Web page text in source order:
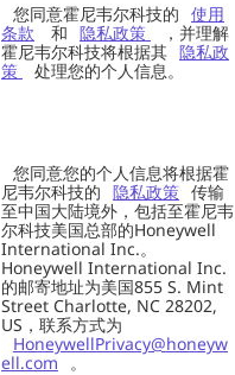
您同意霍尼韦尔科技的 使用
条款
和 隐私政策
，并理解
霍尼韦尔科技将根据其 隐私政
策
处理您的个人信息。
您同意您的个人信息将根据霍
尼韦尔科技的 隐私政策 传输
至中国大陆境外，包括至霍尼韦
尔科技美国总部的Honeywell
International Inc.。
Honeywell International Inc.
的邮寄地址为美国855 S. Mint
Street Charlotte, NC 28202,
US，联系方式为
HoneywellPrivacy@honeyw
ell.com
。